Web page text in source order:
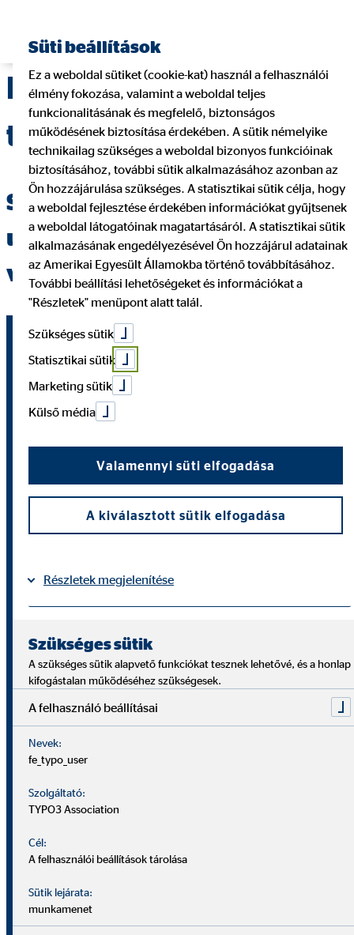
Legyél Te is pénzügyi
tanácsadó!
Szeretnél szakmailag új
utakon járni? Vágj bele
velünk új karrieredbe!
Nálunk biztonságra, önállóságra és rugalmasságra
találsz.
A csapatmunka és a folyamatos tapasztalatcsere nálunk
alapérték. Tanácsadóként változatos mindennapokra
számíthatsz – hiszen minden ügyfél egyedi megoldásokat
pénzügyi döntéseket hozzanak.
Süti beállítások
Ez a weboldal sütiket (cookie-kat) használ a felhasználói
élmény fokozása, valamint a weboldal teljes
funkcionalitásának és megfelelő, biztonságos
működésének biztosítása érdekében. A sütik némelyike
technikailag szükséges a weboldal bizonyos funkcióinak
biztosításához, további sütik alkalmazásához azonban az
Ön hozzájárulása szükséges. A statisztikai sütik célja, hogy
a weboldal fejlesztése érdekében információkat gyűjtsenek
a weboldal látogatóinak magatartásáról. A statisztikai sütik
alkalmazásának engedélyezésével Ön hozzájárul adatainak
az Amerikai Egyesült Államokba történő továbbításához.
További beállítási lehetőségeket és információkat a
"Részletek" menüpont alatt talál.
Szükséges sütik
Statisztikai sütik
Marketing sütik
Külső média
Valamennyi süti elfogadása
A kiválasztott sütik elfogadása
Részletek megjelenítése
Szükséges sütik
A szükséges sütik alapvető funkciókat tesznek lehetővé, és a honlap
kifogástalan működéséhez szükségesek.
A felhasználó beállításai
Nevek:
fe_typo_user
Szolgáltató:
TYPO3 Association
Cél:
A felhasználói beállítások tárolása
Sütik lejárata:
munkamenet